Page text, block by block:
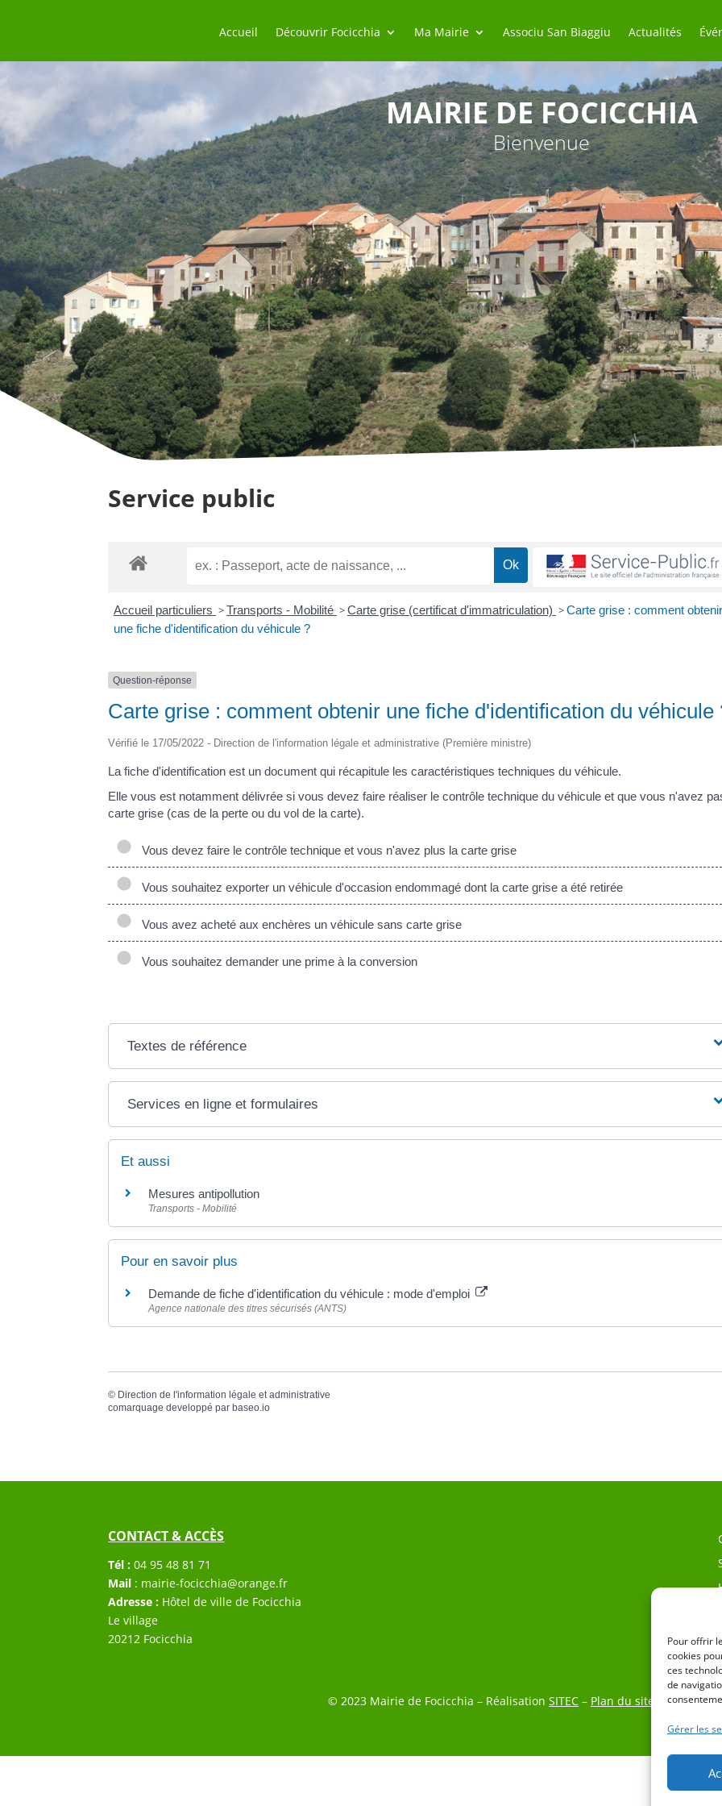
Pour offrir
cookies
ces
de
Gérer les
Accueil Découvrir Focicchia Ma Mairie Associu San Biaggiu Actualités
MAIRIE DE FOCICCHIA
Bienvenue
Service public
Accueil particuliers >Transports - Mobilité >Carte grise (certificat d'immatriculation) >Carte grise : comment obtenir
une fiche d'identification du véhicule ?
Question-réponse
Carte grise : comment obtenir une fiche d'identification du véhicule
Vérifié le 17/05/2022 - Direction de l'information légale et administrative (Première ministre)
La fiche d'identification est un document qui récapitule les caractéristiques techniques du véhicule.
Elle vous est notamment délivrée si vous devez faire réaliser le contrôle technique du véhicule et que vous n'avez
carte grise (cas de la perte ou du vol de la carte).
Vous devez faire le contrôle technique et vous n'avez plus la carte grise
Vous souhaitez exporter un véhicule d'occasion endommagé dont la carte grise a été retirée
Vous avez acheté aux enchères un véhicule sans carte grise
Vous souhaitez demander une prime à la conversion
Textes de référence
Services en ligne et formulaires
Et aussi
Mesures antipollution
Transports - Mobilité
Pour en savoir plus
Demande de fiche d'identification du véhicule : mode d'emploi
Agence nationale des titres sécurisés (ANTS)
© Direction de l'information légale et administrative
comarquage developpé par baseo.io
CONTACT & ACCÈS
Tél : 04 95 48 81 71
Mail : mairie-focicchia@orange.fr
Adresse : Hôtel de ville de Focicchia
Le village
20212 Focicchia
© 2023 Mairie de Focicchia – Réalisation SITEC – Plan du site Mention